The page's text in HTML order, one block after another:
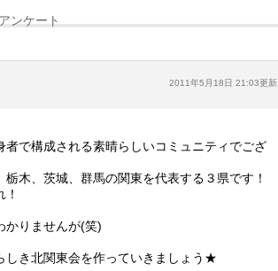
アンケート
2011年5月18日 21:03更新
者で構成される素晴らしいコミュニティでござ
栃木、茨城、群馬の関東を代表する３県です！
りませんが(笑)
しき北関東会を作っていきましょう★